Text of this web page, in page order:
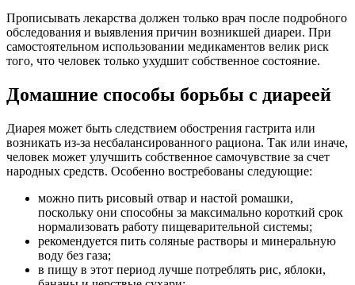
Прописывать лекарства должен только врач после подробного
обследования и выявления причин возникшей диареи. При
самостоятельном использовании медикаментов велик риск
того, что человек только ухудшит собственное состояние.
Домашние способы борьбы с диареей
Диарея может быть следствием обострения гастрита или
возникать из-за несбалансированного рациона. Так или иначе,
человек может улучшить собственное самочувствие за счет
народных средств. Особенно востребованы следующие:
можно пить рисовый отвар и настой ромашки,
поскольку они способны за максимально короткий срок
нормализовать работу пищеварительной системы;
рекомендуется пить соляные растворы и минеральную
воду без газа;
в пищу в этот период лучше потреблять рис, яблоки,